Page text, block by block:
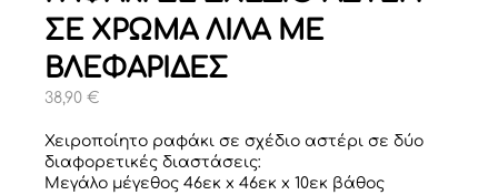
ΣΕ ΧΡΩΜΑ ΛΙΛΑ ME
ΒΛΕΦΑΡΙΔΕΣ
38,90 €
Χειροποίητο ραφάκι σε σχέδιο αστέρι σε δύο
διαφορετικές διαστάσεις:
Mεγάλο μέγεθος 46εκ x 46εκ x 10εκ βάθος